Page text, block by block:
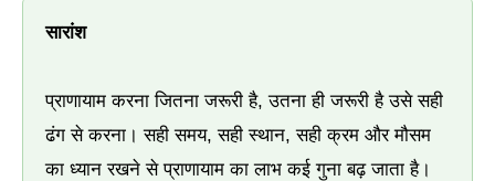
सारांश
प्राणायाम करना जितना जरूरी है, उतना ही जरूरी है उसे सही
ढंग से करना। सही समय, सही स्थान, सही क्रम और मौसम
का ध्यान रखने से प्राणायाम का लाभ कई गुना बढ़ जाता है।